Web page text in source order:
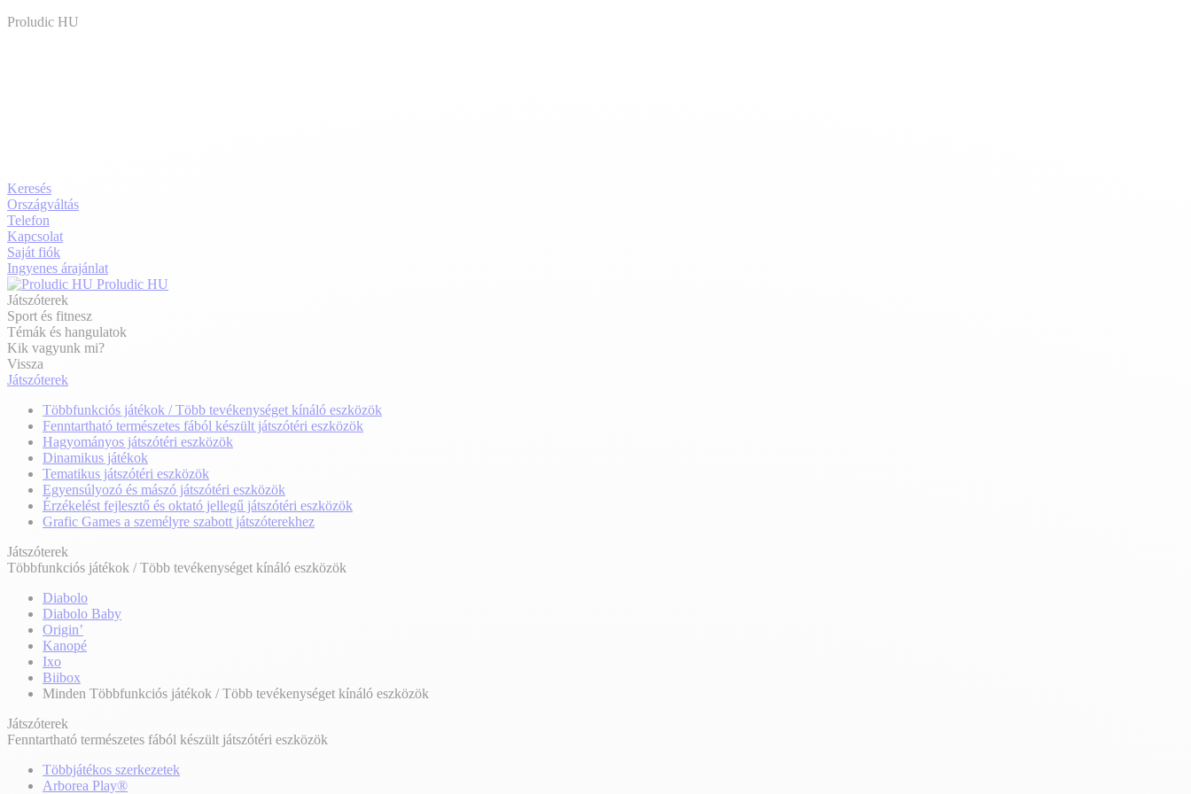
Proludic HU
Keresés
Országváltás
Telefon
Kapcsolat
Saját fiók
Ingyenes árajánlat
Proludic HU
Játszóterek
Sport és fitnesz
Témák és hangulatok
Kik vagyunk mi?
Vissza
Játszóterek
Többfunkciós játékok / Több tevékenységet kínáló eszközök
Fenntartható természetes fából készült játszótéri eszközök
Hagyományos játszótéri eszközök
Dinamikus játékok
Tematikus játszótéri eszközök
Egyensúlyozó és mászó játszótéri eszközök
Érzékelést fejlesztő és oktató jellegű játszótéri eszközök
Grafic Games a személyre szabott játszóterekhez
Játszóterek
Többfunkciós játékok / Több tevékenységet kínáló eszközök
Diabolo
Diabolo Baby
Origin’
Kanopé
Ixo
Biibox
Minden Többfunkciós játékok / Több tevékenységet kínáló eszközök
Játszóterek
Fenntartható természetes fából készült játszótéri eszközök
Többjátékos szerkezetek
Arborea Play®